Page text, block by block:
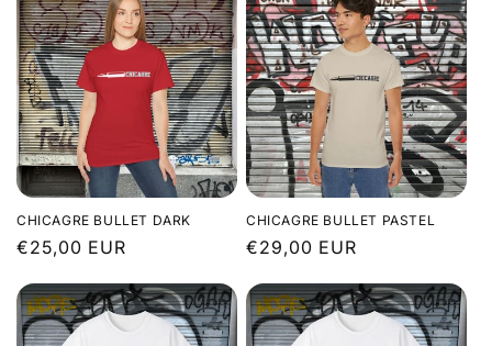
:
CHICAGRE BULLET DARK
Prix
€25,00 EUR
CHICAGRE BULLET PASTEL
Prix
€29,00 EUR